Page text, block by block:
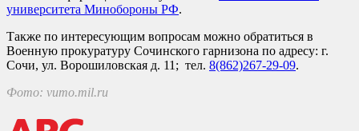
университета Минобороны РФ.
Также по интересующим вопросам можно обратиться в
Военную прокуратуру Сочинского гарнизона по адресу: г.
Сочи, ул. Ворошиловская д. 11; тел. 8(862)267-29-09.
Фото: vumo.mil.ru